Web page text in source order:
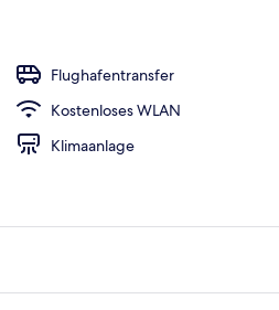
Flughafentransfer
Kostenloses WLAN
Klimaanlage